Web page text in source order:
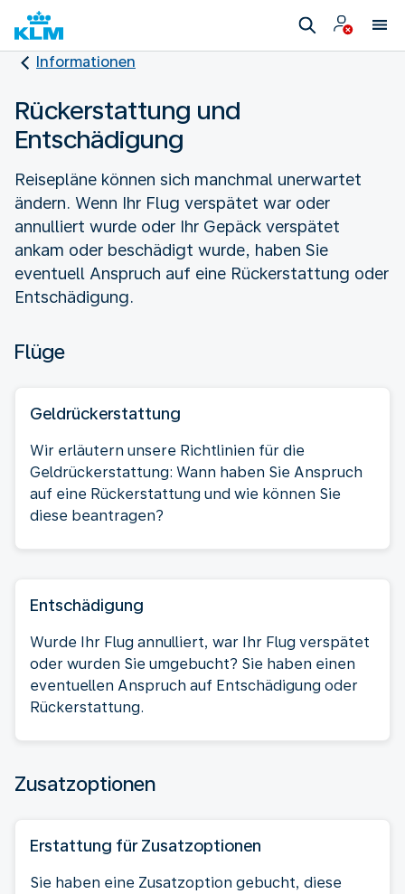
Informationen
Rückerstattung und
Entschädigung
Reisepläne können sich manchmal unerwartet
ändern. Wenn Ihr Flug verspätet war oder
annulliert wurde oder Ihr Gepäck verspätet
ankam oder beschädigt wurde, haben Sie
eventuell Anspruch auf eine Rückerstattung oder
Entschädigung.
Flüge
Geldrückerstattung
Wir erläutern unsere Richtlinien für die
Geldrückerstattung: Wann haben Sie Anspruch
auf eine Rückerstattung und wie können Sie
diese beantragen?
Entschädigung
Wurde Ihr Flug annulliert, war Ihr Flug verspätet
oder wurden Sie umgebucht? Sie haben einen
eventuellen Anspruch auf Entschädigung oder
Rückerstattung.
Zusatzoptionen
Erstattung für Zusatzoptionen
Sie haben eine Zusatzoption gebucht, diese